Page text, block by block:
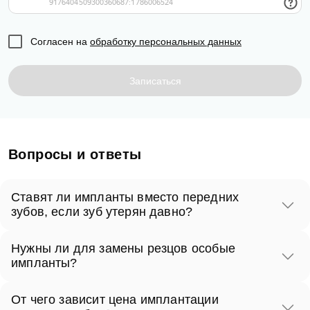
Согласен на обработку персональных данных
Записаться
Вопросы и ответы
Ставят ли импланты вместо передних
зубов, если зуб утерян давно?
Да. Даже спустя годы современные методики
позволяют восстановить зуб. Обычно требуется
ткани за это время уменьшается.
Нужны ли для замены резцов особые
импланты?
Используются имплантаты определенных диаметров
От чего зависит цена имплантации
Согласен наобработку персональных
Записаться на приём
Согласен на